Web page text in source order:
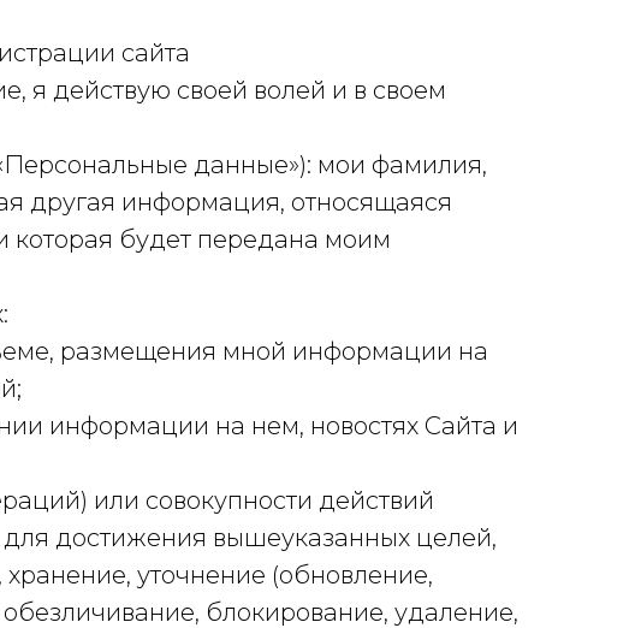
сайта
я действую своей волей и в своем
данные»): мои фамилия,
другая информация, относящаяся
которая будет передана моим
размещения мной информации на
информации на нем, новостях Сайта и
или совокупности действий
достижения вышеуказанных целей,
уточнение (обновление,
блокирование, удаление,